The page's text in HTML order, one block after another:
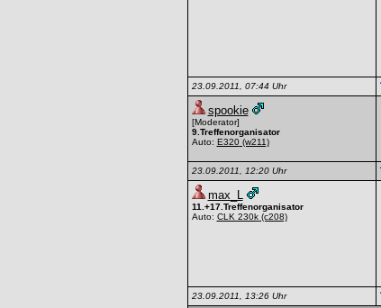
23.09.2011, 07:44 Uhr
spookie
[Moderator]
9.Treffenorganisator
Auto: E320(w211)
23.09.2011, 12:20 Uhr
max_L
11.+17.Treffenorganisator
Auto: CLK 230k(c208)
23.09.2011, 13:26 Uhr